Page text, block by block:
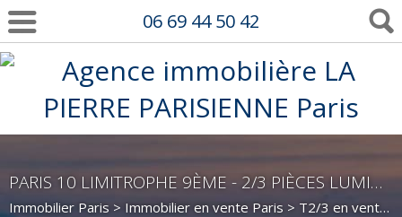
06 69 44 50 42
PARIS 10 LIMITROPHE 9ÈME - 2/3 PIÈCES LUMINEUX
Immobilier Paris > Immobilier en vente Paris > T2/3 en vente Paris